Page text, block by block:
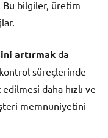
bilgiler, üretim
artırmak da
süreçlerinde
daha hızlı ve
memnuniyetini